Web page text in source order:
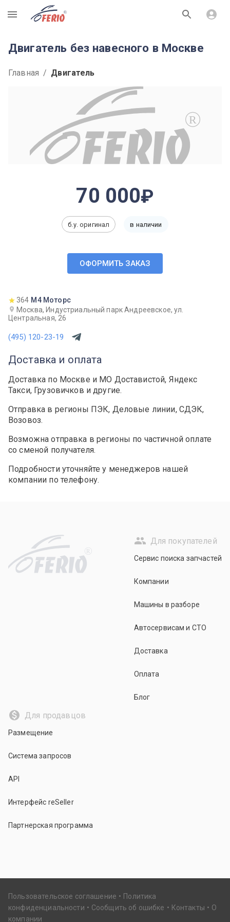
R
Двигатель без навесного в Москве
Главная / Двигатель
R
70 000
б.у. оригинал в наличии
ОФОРМИТЬ ЗАКАЗ
364 М4 Моторс
Москва, Индустриальный парк Андреевское, ул.
Центральная, 26
(495) 120-23-19
Доставка и оплата
Доставка по Москве и МО Доставистой, Яндекс
Такси, Грузовичков и другие.
Отправка в регионы ПЭК, Деловые линии, СДЭК,
Возовоз.
Возможна отправка в регионы по частичной оплате
со сменой получателя.
Подробности уточняйте у менеджеров нашей
компании по телефону.
R
Для покупателей
Сервис поиска запчастей
Компании
Машины в разборе
Автосервисам и СТО
Доставка
Оплата
Блог
Для продавцов
Размещение
Система запросов
API
Интерфейс reSeller
Партнерская программа
Пользовательское соглашение
Политика
конфиденциальности
Сообщить об ошибке Контакты
О
компании